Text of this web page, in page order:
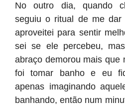
No outro dia, quando
seguiu o ritual de me dar
aproveitei para sentir
sei se ele percebeu,
abraço demorou mais que
foi tomar banho e eu
apenas imaginando
banhando, então num